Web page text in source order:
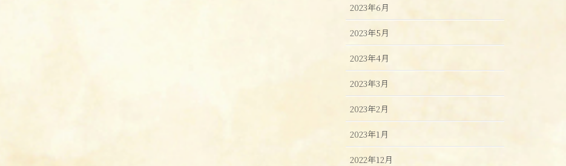
2023年6月
2023年5月
2023年4月
2023年3月
2023年2月
2023年1月
2022年12月